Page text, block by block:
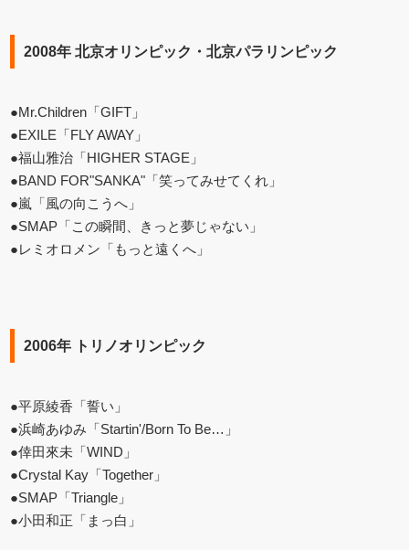
2008年 北京オリンピック・北京パラリンピック
●Mr.Children「GIFT」
●EXILE「FLY AWAY」
●福山雅治「HIGHER STAGE」
●BAND FOR"SANKA"「笑ってみせてくれ」
●嵐「風の向こうへ」
●SMAP「この瞬間、きっと夢じゃない」
●レミオロメン「もっと遠くへ」
2006年 トリノオリンピック
●平原綾香「誓い」
●浜崎あゆみ「Startin'/Born To Be…」
●倖田來未「WIND」
●Crystal Kay「Together」
●SMAP「Triangle」
●小田和正「まっ白」